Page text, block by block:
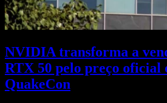
NVIDIA transforma a
RTX 50 pelo preço oficial
QuakeCon